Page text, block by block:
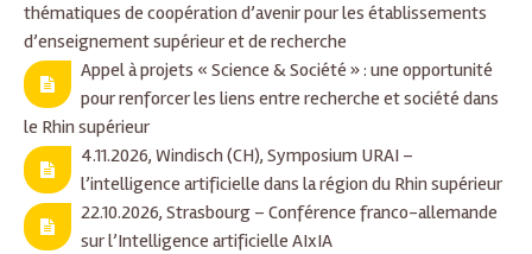
thématiques de coopération d’avenir pour les établissements
d’enseignement supérieur et de recherche
Appel à projets « Science & Société » : une opportunité
pour renforcer les liens entre recherche et société dans
le Rhin supérieur
4.11.2026, Windisch (CH), Symposium URAI –
l’intelligence artificielle dans la région du Rhin supérieur
22.10.2026, Strasbourg – Conférence franco-allemande
sur l’Intelligence artificielle AIxIA